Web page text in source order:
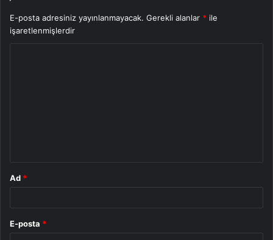
E-posta adresiniz yayınlanmayacak. Gerekli alanlar * ile
işaretlenmişlerdir
Ad *
E-posta *